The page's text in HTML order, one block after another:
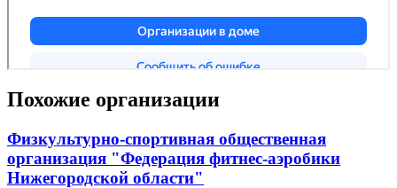
Похожие организации
Физкультурно-спортивная общественная
организация "Федерация фитнес-аэробики
Нижегородской области"